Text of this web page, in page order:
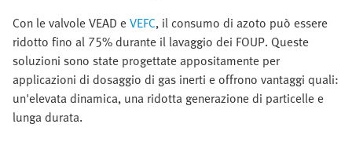
Con le valvole VEAD eVEFC, il consumo di azoto può essere
ridotto fino al 75% durante il lavaggio dei FOUP. Queste
soluzioni sono state progettate appositamente per
applicazioni di dosaggio di gas inerti e offrono vantaggi quali:
un'elevata dinamica, una ridotta generazione di particelle e
lunga durata.